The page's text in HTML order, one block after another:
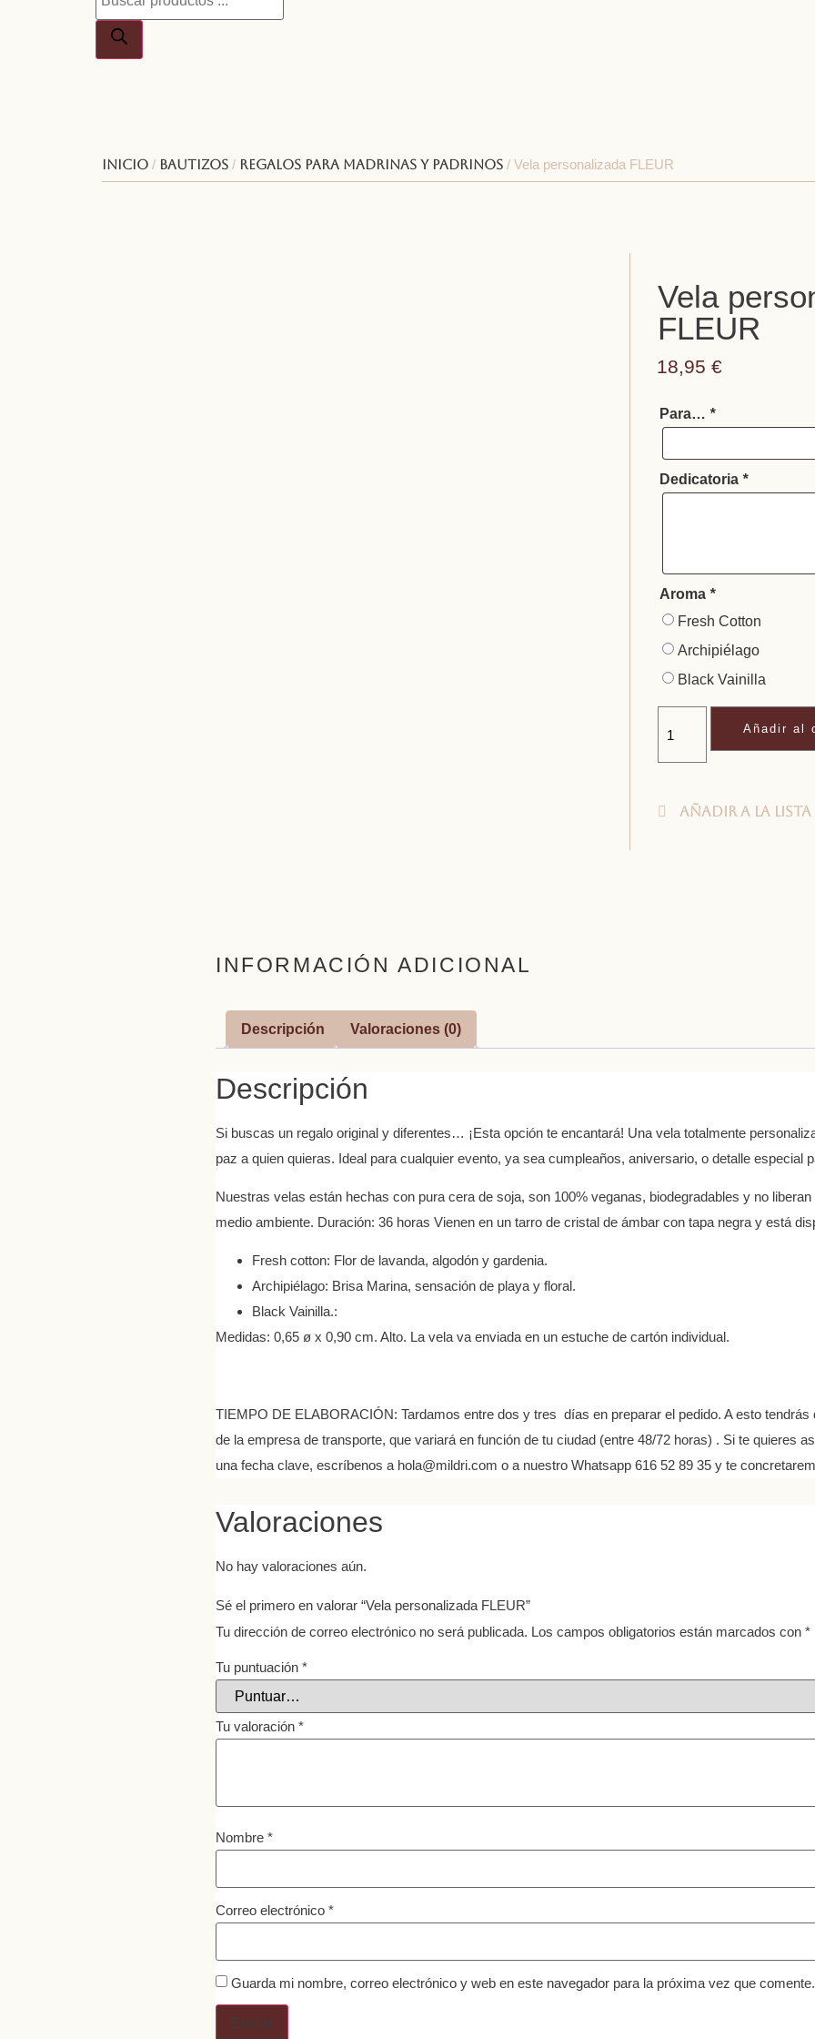
Inicio / Bautizos / Regalos para madrinas y padrinos / Vela personalizada FLEUR
Vela
FLEUR
18,95 €
Para… *
Dedicatoria *
Aroma *
Fresh Cotton
Archipiélago
Black Vainilla
Añadir al
Añadir a la lista
INFORMACIÓN ADICIONAL
Descripción Valoraciones (0)
Descripción
Si buscas un regalo original y diferentes… ¡Esta opción te encantará! Una vela totalmente
paz a quien quieras. Ideal para cualquier evento, ya sea cumpleaños, aniversario, o detalle especial
Nuestras velas están hechas con pura cera de soja, son 100% veganas, biodegradables y no
medio ambiente. Duración: 36 horas Vienen en un tarro de cristal de ámbar con tapa negra y está
Fresh cotton: Flor de lavanda, algodón y gardenia.
Archipiélago: Brisa Marina, sensación de playa y floral.
Black Vainilla.:
Medidas: 0,65 ø x 0,90 cm. Alto. La vela va enviada en un estuche de cartón individual.
TIEMPO DE ELABORACIÓN: Tardamos entre dos y tres días en preparar el pedido. A esto
de la empresa de transporte, que variará en función de tu ciudad (entre 48/72 horas) . Si te quieres
una fecha clave, escríbenos a hola@mildri.com o a nuestro Whatsapp 616 52 89 35 y te
Valoraciones
No hay valoraciones aún.
Sé el primero en valorar “Vela personalizada FLEUR”
Tu dirección de correo electrónico no será publicada. Los campos obligatorios están marcados con *
Tu puntuación *
Tu valoración *
Nombre *
Correo electrónico *
Guarda mi nombre, correo electrónico y web en este navegador para la próxima vez que comente.